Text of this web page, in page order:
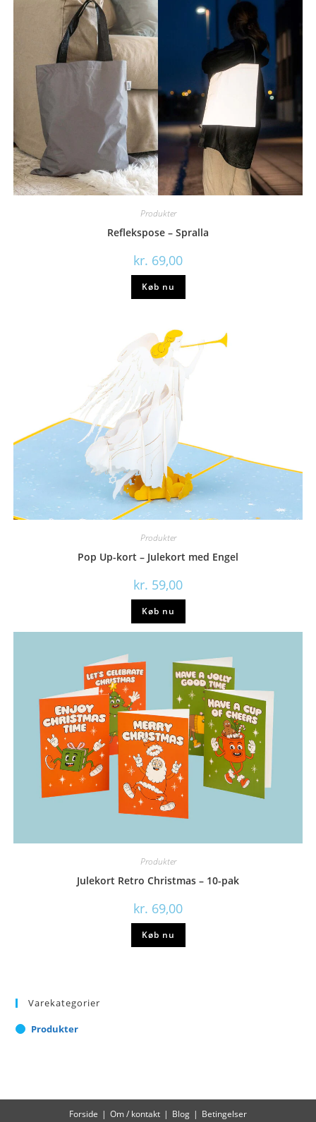
Produkter
Reflekspose – Spralla
kr. 69,00
Køb nu
Produkter
Pop Up-kort – Julekort med Engel
kr. 59,00
Køb nu
Produkter
Julekort Retro Christmas – 10-pak
kr. 69,00
Køb nu
Varekategorier
Produkter
Forside Om / kontakt Blog Betingelser